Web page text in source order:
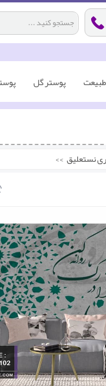
پوستر گل
نستعلیق >>